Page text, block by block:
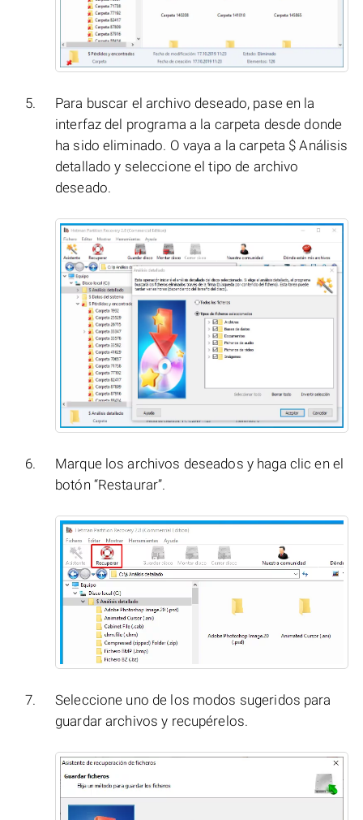
Para buscar el archivo deseado, pase en la
interfaz del programa a la carpeta desde donde
ha sido eliminado. O vaya a la carpeta $ Análisis
detallado y seleccione el tipo de archivo
deseado.
Marque los archivos deseados y haga clic en el
botón “Restaurar”.
Seleccione uno de los modos sugeridos para
guardar archivos y recupérelos.